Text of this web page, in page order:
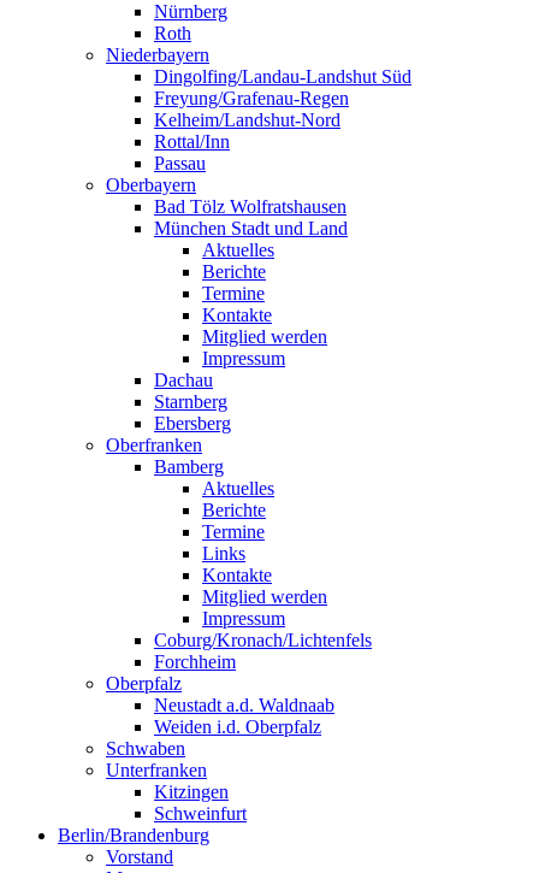
Nürnberg
Roth
Niederbayern
Dingolfing/Landau-Landshut Süd
Freyung/Grafenau-Regen
Kelheim/Landshut-Nord
Rottal/Inn
Passau
Oberbayern
Bad Tölz Wolfratshausen
München Stadt und Land
Aktuelles
Berichte
Termine
Kontakte
Mitglied werden
Impressum
Dachau
Starnberg
Ebersberg
Oberfranken
Bamberg
Aktuelles
Berichte
Termine
Links
Kontakte
Mitglied werden
Impressum
Coburg/Kronach/Lichtenfels
Forchheim
Oberpfalz
Neustadt a.d. Waldnaab
Weiden i.d. Oberpfalz
Schwaben
Unterfranken
Kitzingen
Schweinfurt
Berlin/Brandenburg
Vorstand